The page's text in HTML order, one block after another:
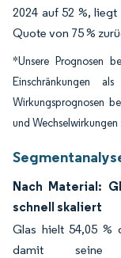
2024 auf 52 %,
Quote von 75 %
*Unsere Prognosen
Einschränkungen
Wirkungsprognosen
und
Nach Material:
schnell skaliert
Glas hielt 54,05 %
damit